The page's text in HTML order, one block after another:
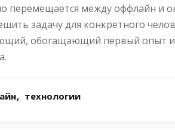
перемещается между оффлайн и
задачу для конкретного
обогащающий первый опыт
технологии